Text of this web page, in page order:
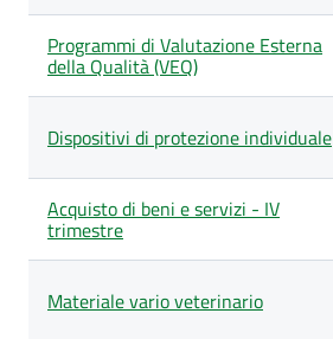
Programmi di Valutazione Esterna
della Qualità (VEQ)
Dispositivi di protezione individuale
Acquisto di beni e servizi - IV
trimestre
Materiale vario veterinario